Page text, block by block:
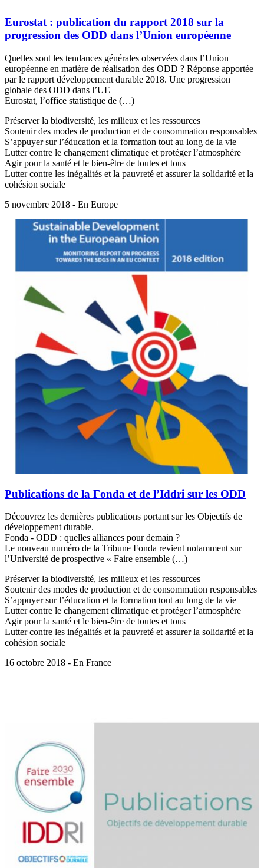
Eurostat : publication du rapport 2018 sur la
progression des ODD dans l’Union européenne
Quelles sont les tendances générales observées dans l’Union
européenne en matière de réalisation des ODD ? Réponse apportée
par le rapport développement durable 2018. Une progression
globale des ODD dans l’UE
Eurostat, l’office statistique de (…)
Préserver la biodiversité, les milieux et les ressources
Soutenir des modes de production et de consommation responsables
S’appuyer sur l’éducation et la formation tout au long de la vie
Lutter contre le changement climatique et protéger l’atmosphère
Agir pour la santé et le bien-être de toutes et tous
Lutter contre les inégalités et la pauvreté et assurer la solidarité et la
cohésion sociale
5 novembre 2018 - En Europe
Publications de la Fonda et de l’Iddri sur les ODD
Découvrez les dernières publications portant sur les Objectifs de
développement durable.
Fonda - ODD : quelles alliances pour demain ?
Le nouveau numéro de la Tribune Fonda revient notamment sur
l’Université de prospective « Faire ensemble (…)
Préserver la biodiversité, les milieux et les ressources
Soutenir des modes de production et de consommation responsables
S’appuyer sur l’éducation et la formation tout au long de la vie
Lutter contre le changement climatique et protéger l’atmosphère
Agir pour la santé et le bien-être de toutes et tous
Lutter contre les inégalités et la pauvreté et assurer la solidarité et la
cohésion sociale
16 octobre 2018 - En France